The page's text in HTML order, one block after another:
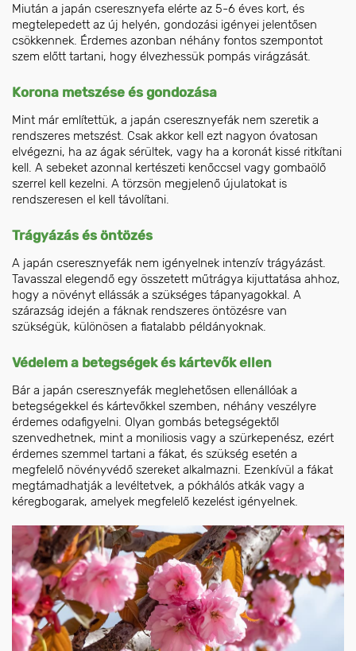
Miután a japán cseresznyefa elérte az 5-6 éves kort, és
megtelepedett az új helyén, gondozási igényei jelentősen
csökkennek. Érdemes azonban néhány fontos szempontot
szem előtt tartani, hogy élvezhessük pompás virágzását.
Korona metszése és gondozása
Mint már említettük, a japán cseresznyefák nem szeretik a
rendszeres metszést. Csak akkor kell ezt nagyon óvatosan
elvégezni, ha az ágak sérültek, vagy ha a koronát kissé ritkítani
kell. A sebeket azonnal kertészeti kenőccsel vagy gombaölő
szerrel kell kezelni. A törzsön megjelenő újulatokat is
rendszeresen el kell távolítani.
Trágyázás és öntözés
A japán cseresznyefák nem igényelnek intenzív trágyázást.
Tavasszal elegendő egy összetett műtrágya kijuttatása ahhoz,
hogy a növényt ellássák a szükséges tápanyagokkal. A
szárazság idején a fáknak rendszeres öntözésre van
szükségük, különösen a fiatalabb példányoknak.
Védelem a betegségek és kártevők ellen
Bár a japán cseresznyefák meglehetősen ellenállóak a
betegségekkel és kártevőkkel szemben, néhány veszélyre
érdemes odafigyelni. Olyan gombás betegségektől
szenvedhetnek, mint a moniliosis vagy a szürkepenész, ezért
érdemes szemmel tartani a fákat, és szükség esetén a
megfelelő növényvédő szereket alkalmazni. Ezenkívül a fákat
megtámadhatják a levéltetvek, a pókhálós atkák vagy a
kéregbogarak, amelyek megfelelő kezelést igényelnek.